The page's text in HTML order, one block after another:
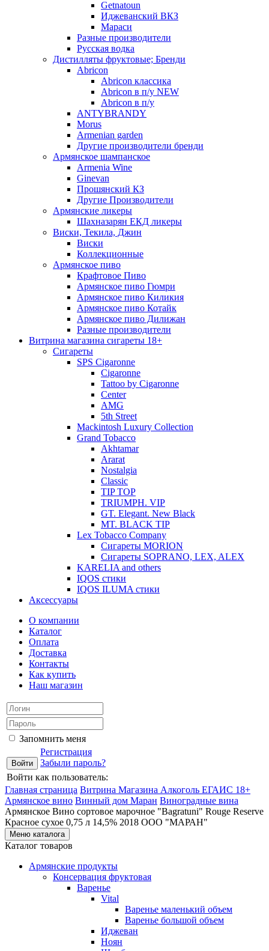
Getnatoun
Иджеванский ВКЗ
Мараси
Разные производители
Русская водка
Дистилляты фруктовые; Бренди
Abricon
Abricon классика
Abricon в п/у NEW
Abricon в п/у
ANTYBRANDY
Morus
Armenian garden
Другие производители бренди
Армянское шампанское
Armenia Wine
Ginevan
Прошянский КЗ
Другие Производители
Армянские ликеры
Шахназарян ЕКД ликеры
Виски, Текила, Джин
Виски
Коллекционные
Армянское пиво
Крафтовое Пиво
Армянское пиво Гюмри
Армянское пиво Киликия
Армянское пиво Котайк
Армянское пиво Дилижан
Разные производители
Витрина магазина сигареты 18+
Cигареты
SPS Cigaronne
Сigaronne
Tattoo by Cigaronne
Center
AMG
5th Street
Mackintosh Luxury Collection
Grand Tobacco
Akhtamar
Ararat
Nostalgia
Classic
TIP TOP
TRIUMPH. VIP
GT. Elegant. New Black
MT. BLACK TIP
Lex Tobacco Company
Сигареты MORION
Сигареты SOPRANO, LEX, ALEX
KARELIA and others
IQOS стики
IQOS ILUMA стики
Аксессуары
О компании
Каталог
Оплата
Доставка
Контакты
Как купить
Наш магазин
Запомнить меня
Регистрация
Забыли пароль?
Войти как пользователь:
Главная страница Витрина Магазина Алкоголь ЕГАИС 18+
Армянское вино Винный дом Маран Виноградные вина
Армянское Вино сортовое марочное "Bagratuni" Rouge Reserve
Красное сухое 0,75 л 14,5% 2018 ООО "МАРАН"
Меню каталога
Каталог товаров
Армянские продукты
Консервация фруктовая
Варенье
Vital
Варенье маленький объем
Варенье большой объем
Иджеван
Ноян